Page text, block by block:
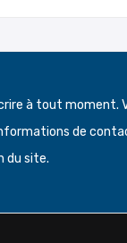
à tout moment.
de
du site.